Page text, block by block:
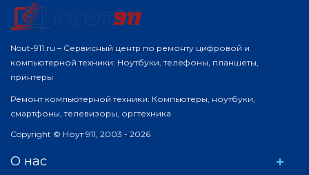
Nout-911.ru – Сервисный центр по ремонту цифровой и
компьютерной техники: Ноутбуки, телефоны, планшеты,
принтеры
Ремонт компьютерной техники: Компьютеры, ноутбуки,
смартфоны, телевизоры, оргтехника
Copyright © Ноут 911, 2003 - 2026
О нас